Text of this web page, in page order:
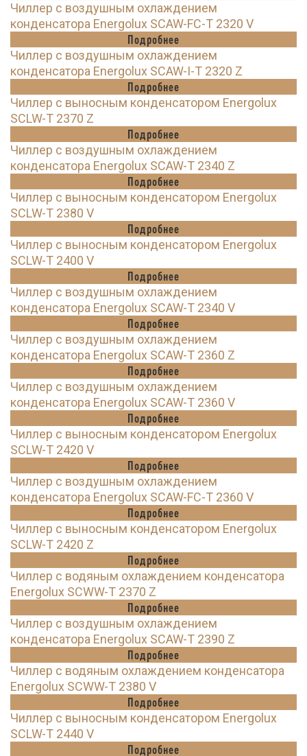
Чиллер с воздушным охлаждением
конденсатора Energolux SCAW-FC-T 2320 V
Подробнее
Чиллер с воздушным охлаждением
конденсатора Energolux SCAW-I-T 2320 Z
Подробнее
Чиллер с выносным конденсатором Energolux
SCLW-T 2370 Z
Подробнее
Чиллер с воздушным охлаждением
конденсатора Energolux SCAW-T 2340 Z
Подробнее
Чиллер с выносным конденсатором Energolux
SCLW-T 2380 V
Подробнее
Чиллер с выносным конденсатором Energolux
SCLW-T 2400 V
Подробнее
Чиллер с воздушным охлаждением
конденсатора Energolux SCAW-T 2340 V
Подробнее
Чиллер с воздушным охлаждением
конденсатора Energolux SCAW-T 2360 Z
Подробнее
Чиллер с воздушным охлаждением
конденсатора Energolux SCAW-T 2360 V
Подробнее
Чиллер с выносным конденсатором Energolux
SCLW-T 2420 V
Подробнее
Чиллер с воздушным охлаждением
конденсатора Energolux SCAW-FC-T 2360 V
Подробнее
Чиллер с выносным конденсатором Energolux
SCLW-T 2420 Z
Подробнее
Чиллер с водяным охлаждением конденсатора
Energolux SCWW-T 2370 Z
Подробнее
Чиллер с воздушным охлаждением
конденсатора Energolux SCAW-T 2390 Z
Подробнее
Чиллер с водяным охлаждением конденсатора
Energolux SCWW-T 2380 V
Подробнее
Чиллер с выносным конденсатором Energolux
SCLW-T 2440 V
Подробнее